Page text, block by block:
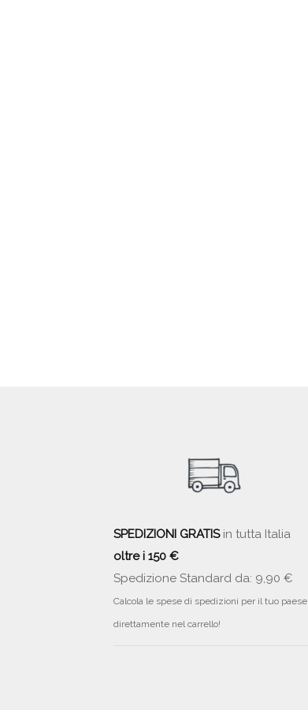
SPEDIZIONI GRATISin tutta Italia
oltre i 150 €
Spedizione Standard da: 9,90 €
Calcola le spese di spedizioni per il tuo paese
direttamente nel carrello!